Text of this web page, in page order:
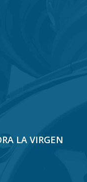
LA VIRGEN